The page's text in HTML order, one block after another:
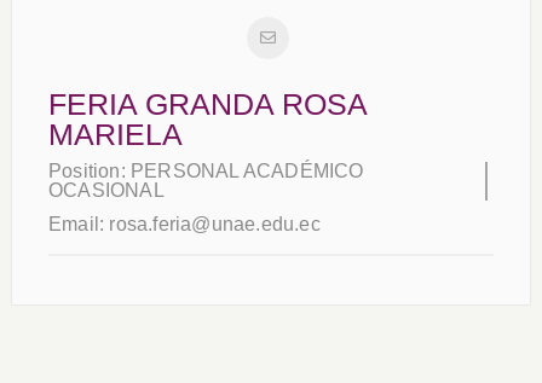
FERIA GRANDA ROSA
MARIELA
Position: PERSONAL ACADÉMICO
OCASIONAL
Email: rosa.feria@unae.edu.ec